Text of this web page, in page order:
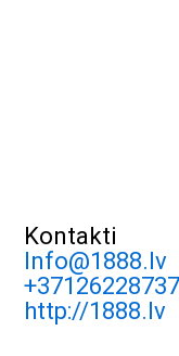
Kontakti
Info@1888.lv
http://1888.lv